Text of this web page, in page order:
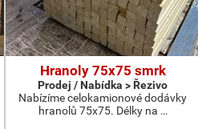
Hranoly 75x75 smrk
Prodej / Nabídka > Řezivo
Nabízíme celokamionové dodávky
hranolů 75x75. Délky na …